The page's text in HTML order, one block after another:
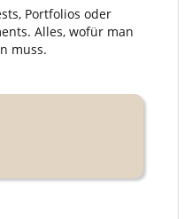
Portfolios oder
Alles, wofür man
muss.